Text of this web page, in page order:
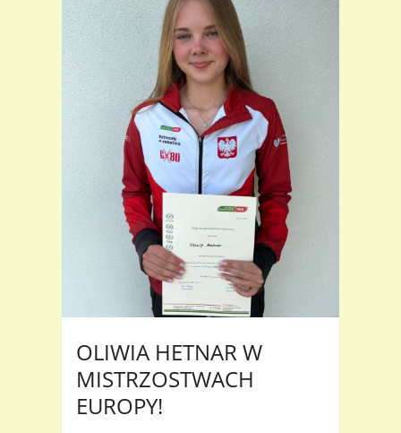
OLIWIA HETNAR W
MISTRZOSTWACH
EUROPY!